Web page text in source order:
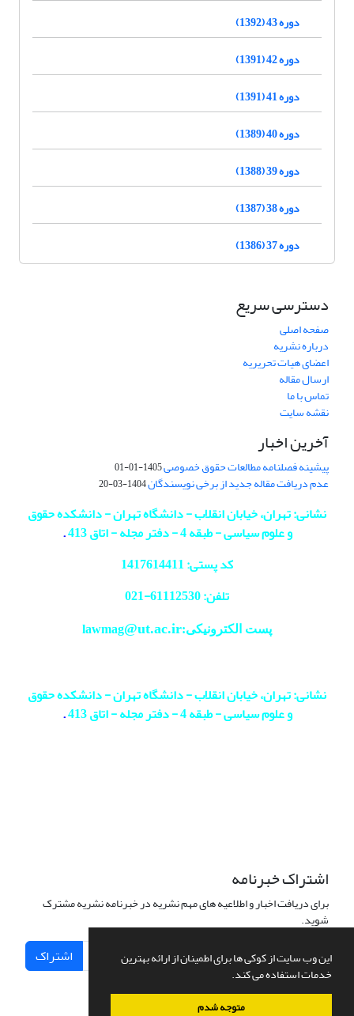
این وب سایت از کوکی ها برای اطمینان از ارائه بهترین
خدمات استفاده می کند.
متوجه شدم
دوره 43 (1392)
دوره 42 (1391)
دوره 41 (1391)
دوره 40 (1389)
دوره 39 (1388)
دوره 38 (1387)
دوره 37 (1386)
دسترسی سریع
صفحه اصلی
درباره نشریه
اعضای هیات تحریریه
ارسال مقاله
تماس با ما
نقشه سایت
آخرین اخبار
پیشینه فصلنامه مطالعات حقوق خصوصی1405-01-01
عدم دریافت مقاله جدید از برخی نویسندگان1404-03-20
نشانی: تهران، خیابان انقلاب - دانشگاه تهران - دانشکده حقوق
و علوم سیاسی - طبقه 4 - دفتر مجله - اتاق 413
.
کد پستی: 1417614411
تلفن: 61112530-
021
پست الکترونیکی:lawmag@ut.ac.ir
نشانی: تهران، خیابان انقلاب - دانشگاه تهران - دانشکده حقوق
و علوم سیاسی - طبقه 4 - دفتر مجله - اتاق 413
.
اشتراک خبرنامه
برای دریافت اخبار و اطلاعیه های مهم نشریه در خبرنامه نشریه مشترک
شوید.
اشتراک